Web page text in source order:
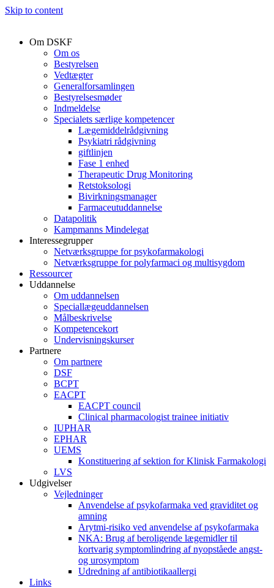
Skip to content
Om DSKF
Om os
Bestyrelsen
Vedtægter
Generalforsamlingen
Bestyrelsesmøder
Indmeldelse
Specialets særlige kompetencer
Lægemiddelrådgivning
Psykiatri rådgivning
giftlinjen
Fase 1 enhed
Therapeutic Drug Monitoring
Retstoksologi
Bivirkningsmanager
Farmaceutuddannelse
Datapolitik
Kampmanns Mindelegat
Interessegrupper
Netværksgruppe for psykofarmakologi
Netværksgruppe for polyfarmaci og multisygdom
Ressourcer
Uddannelse
Om uddannelsen
Speciallægeuddannelsen
Målbeskrivelse
Kompetencekort
Undervisningskurser
Partnere
Om partnere
DSF
BCPT
EACPT
EACPT council
Clinical pharmacologist trainee initiativ
IUPHAR
EPHAR
UEMS
Konstituering af sektion for Klinisk Farmakologi
LVS
Udgivelser
Vejledninger
Anvendelse af psykofarmaka ved graviditet og
amning
Arytmi-risiko ved anvendelse af psykofarmaka
NKA: Brug af beroligende lægemidler til
kortvarig symptomlindring af nyopståede angst-
og urosymptom
Udredning af antibiotikaallergi
Links